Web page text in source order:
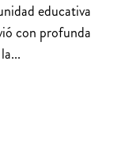
educativa
con profunda